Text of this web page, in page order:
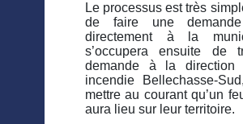
Le processus est très
de faire une
directement à la
s’occupera ensuite de
demande à la
incendie Bellechasse-
mettre au courant qu’un
aura lieu sur leur territoire.